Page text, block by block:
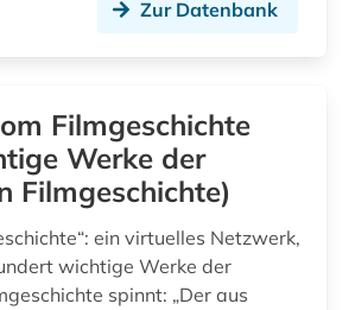
aussprache (2)
ausstellung (5)
(4)
Zur Datenbank
Filmgeschichte
Werke der
Filmgeschichte)
ein virtuelles Netzwerk,
wichtige Werke der
spinnt: „Der aus